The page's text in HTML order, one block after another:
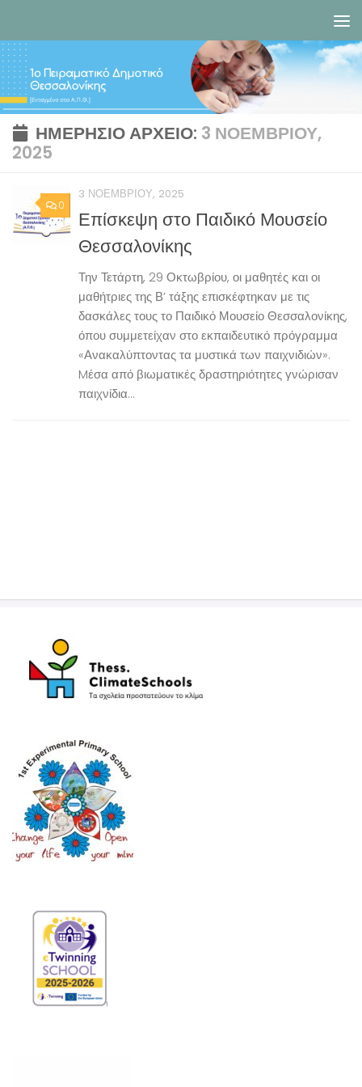
ΗΜΕΡΉΣΙΟ ΑΡΧΕΊΟ: 3 ΝΟΕΜΒΡΊΟΥ,
2025
0
3 ΝΟΕΜΒΡΊΟΥ, 2025
Επίσκεψη στο Παιδικό Μουσείο
Θεσσαλονίκης
Την Τετάρτη, 29 Οκτωβρίου, οι μαθητές και οι
μαθήτριες της Β’ τάξης επισκέφτηκαν με τις
δασκάλες τους το Παιδικό Μουσείο Θεσσαλονίκης,
όπου συμμετείχαν στο εκπαιδευτικό πρόγραμμα
«Ανακαλύπτοντας τα μυστικά των παιχνιδιών».
Mέσα από βιωματικές δραστηριότητες γνώρισαν
παιχνίδια...